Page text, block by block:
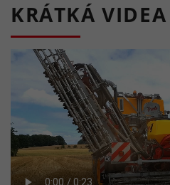
KRÁTKÁ VIDEA